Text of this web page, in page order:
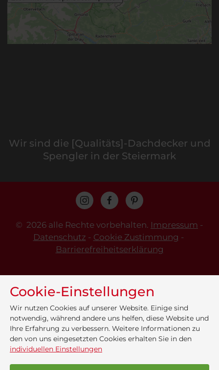
Wir sind die [Qualitäts]-Dachdecker und
Spengler in der Steiermark
© 2026 alle Rechte vorbehalten. Impressum -
Datenschutz - Cookie Zustimmung -
Barrierefreiheitserklärung
Cookie-Einstellungen
Wir nutzen Cookies auf unserer Website. Einige sind
notwendig, während andere uns helfen, diese Website und
Ihre Erfahrung zu verbessern. Weitere Informationen zu
den von uns eingesetzten Cookies erhalten Sie in den
individuellen Einstellungen